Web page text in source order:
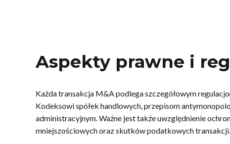
Aspekty prawne i
Każda transakcja M&A podlega szczegółowym
Kodeksowi spółek handlowych, przepisom
administracyjnym. Ważne jest także uwzględnienie
mniejszościowych oraz skutków podatkowych transakcji.